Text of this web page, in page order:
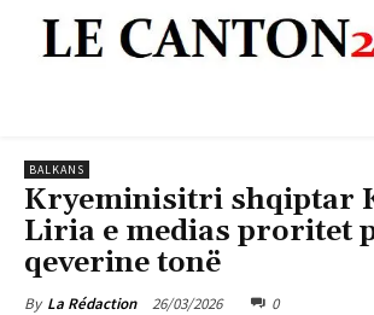
BALKANS
Kryeminisitri shqiptar
Liria e medias proritet
qeverine tonë
By La Rédaction 26/03/2026 0